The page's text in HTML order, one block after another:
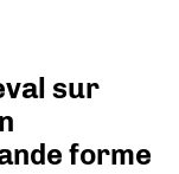
sur
forme